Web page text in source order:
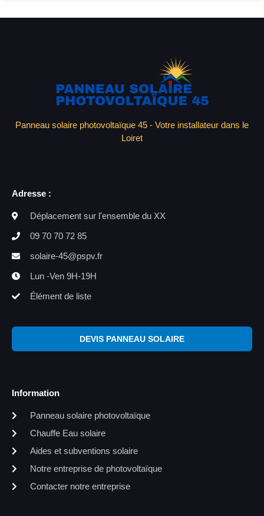
Panneau solaire photovoltaïque 45 - Votre installateur dans le
Loiret
Adresse :
Déplacement sur l'ensemble du XX
09 70 70 72 85
solaire-45@pspv.fr
Lun -Ven 9H-19H
Élément de liste
DEVIS PANNEAU SOLAIRE
Information
Panneau solaire photovoltaïque
Chauffe Eau solaire
Aides et subventions solaire
Notre entreprise de photovoltaïque
Contacter notre entreprise